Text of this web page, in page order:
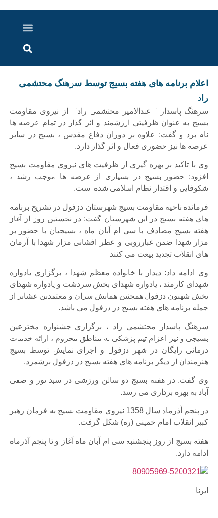
اعلام برنامه های هفته بسیج توسط سرهنگ محتشمی
راد
سرهنگ پاسدار ˈ عبدالامیر محتشمی رادˈ از نیروی مقاومت
بسیج به عنوان ظرفیتی ارزشمند و اثر گذار در تمام عرصه ها
نام برد و گفت: علاوه بر دوران دفاع مقدس ، بسیج در سایر
عرصه ها نیز حضوری فعال و اثر گذار دارد.
وی با تاکید بر بهره گیری از ظرفیت های نیروی مقاومت بسیج
افزود: حضور بسیج در بسیاری از عرصه ها موجب رشد ،
شکوفایی و اقتدار نظام اسلامی شده است.
فرمانده ناحیه مقاومت بسیج شهرستان دزفول در تشریح برنامه
های هفته بسیج در این شهرستان گفت: در نخستین روز از آغاز
هفته بسیج مصادف با سی ام آبان ماه ، بسیجیان با حضور بر
مزار شهدا ضمن غبارروبی و عطر افشانی مزار شهدا با آرمان
های انقلاب تجدید بیعت می کنند.
وی ادامه داد: دیدار با خانواده معظم شهدا ، برگزاری یادواره
شهدای کارمند ، یادواره شهدای بخش سردشت و یادواره شهدای
بخش شهیون دزفول همچنین همایش سران و معتمدین عشایر از
جمله برنامه های هفته بسیج در دزفول می باشد.
سرهنگ پاسدار محتشمی راد ، برگزاری جشنواره مخترعین
بسیجی و نیز اعزام تیم پزشکی به مناطق محروم ، ارائه خدمات
درمانی رایگان در شهر دزفول و اجرای نمایش توسط بسیج
هنرمندان از دیگر برنامه های هفته بسیج در دزفول برشمرد.
وی گفت: در هفته بسیج دو سالن ورزشی در سید نور و صفی
آباد به بهره برداری می رسد.
در پنجم آذرماه سال 1358 نیروی مقاومت بسیج به فرمان رهبر
کبیر انقلاب امام خمینی (ره) شکل گرفت.
هفته بسیج از روز پنجشنبه سی ام آبان ماه آغاز و تا پنجم آذرماه
ادامه دارد.
ایرنا